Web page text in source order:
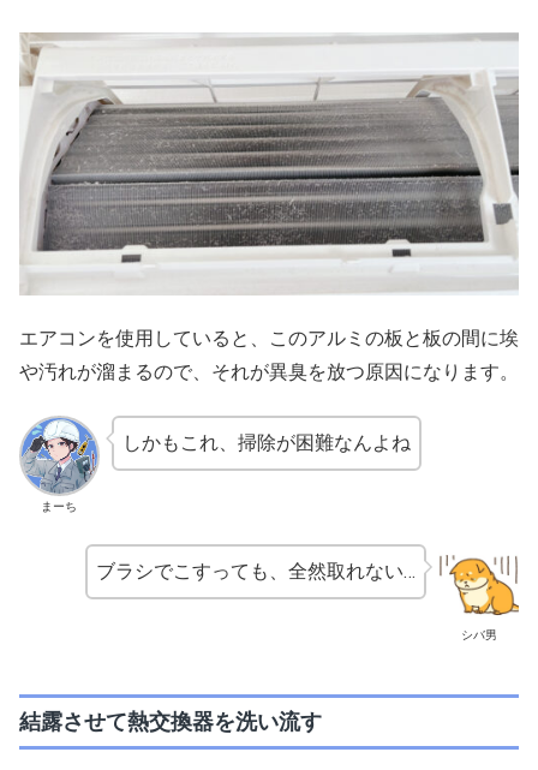
エアコンを使用していると、このアルミの板と板の間に埃
や汚れが溜まるので、それが異臭を放つ原因になります。
まーち
しかもこれ、掃除が困難なんよね
シバ男
ブラシでこすっても、全然取れない…
結露させて熱交換器を洗い流す